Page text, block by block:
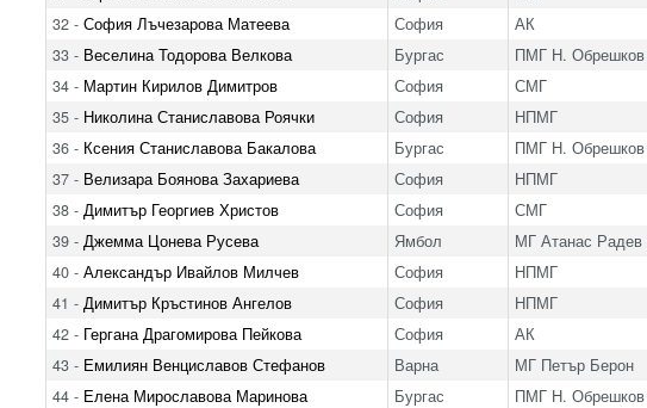
32 - София Лъчезарова Матеева София АК
33 - Веселина Тодорова Велкова Бургас ПМГ Н. Обрешков
34 - Мартин Кирилов Димитров София СМГ
35 - Николина Станиславова Роячки София НПМГ
36 - Ксения Станиславова Бакалова Бургас ПМГ Н. Обрешков
37 - Велизара Боянова Захариева София НПМГ
38 - Димитър Георгиев Христов София СМГ
39 - Джемма Цонева Русева Ямбол МГ Атанас Радев
40 - Александър Ивайлов Милчев София НПМГ
41 - Димитър Кръстинов Ангелов София НПМГ
42 - Гергана Драгомирова Пейкова София АК
43 - Емилиян Венциславов Стефанов Варна МГ Петър Берон
44 - Елена Мирославова Маринова Бургас ПМГ Н. Обрешков